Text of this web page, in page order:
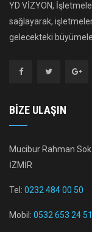
YD VİZYON,
sağlayarak,
gelecekteki
BIZE ULAŞIN
Mucibur Rahman
İZMİR
Tel: 0232 484 00 50
Mobil: 0532 653 24 51